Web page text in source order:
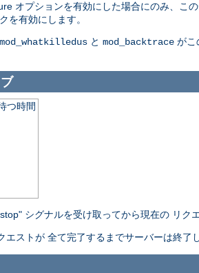
オプションを有効にした場合にのみ、こ
を有効にします。
mod_whatkilledus と mod_backtrace がこ
つ時間
シグナルを受け取ってから現在の リク
ストが 全て完了するまでサーバーは終了